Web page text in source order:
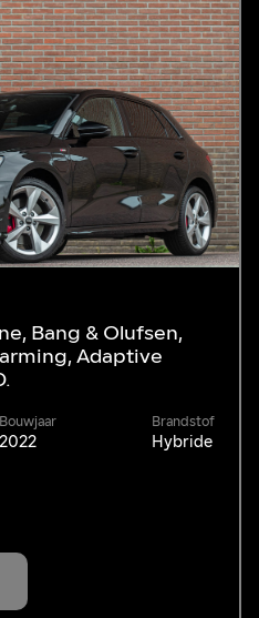
Bang & Olufsen,
Adaptive
Bouwjaar
2022
Brandstof
Hybride